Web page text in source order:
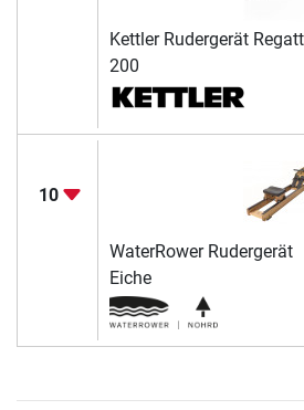
Kettler Rudergerät
200
10
WaterRower Rudergerät
Eiche